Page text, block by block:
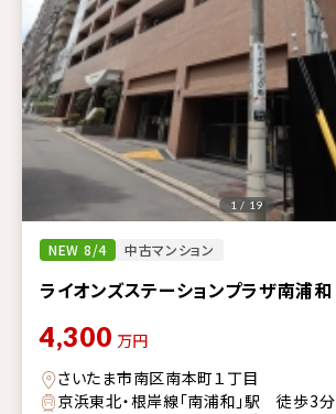
NEW 8/4 中古マンション
ライオンズステーションプラザ南浦和
1 / 19
4,300 万円
さいたま市南区南本町１丁目
京浜東北・根岸線「南浦和」駅 徒歩3分